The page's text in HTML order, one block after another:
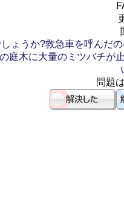
ょうか?救急車を呼んだ
庭木に大量のミツバチが
問題